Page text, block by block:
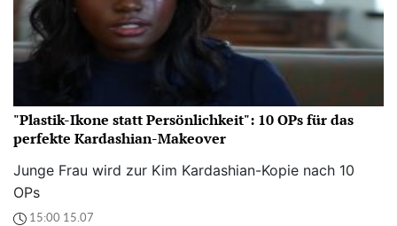
"Plastik-Ikone statt Persönlichkeit": 10 OPs für das
perfekte Kardashian-Makeover
Junge Frau wird zur Kim Kardashian-Kopie nach 10
OPs
15:00 15.07